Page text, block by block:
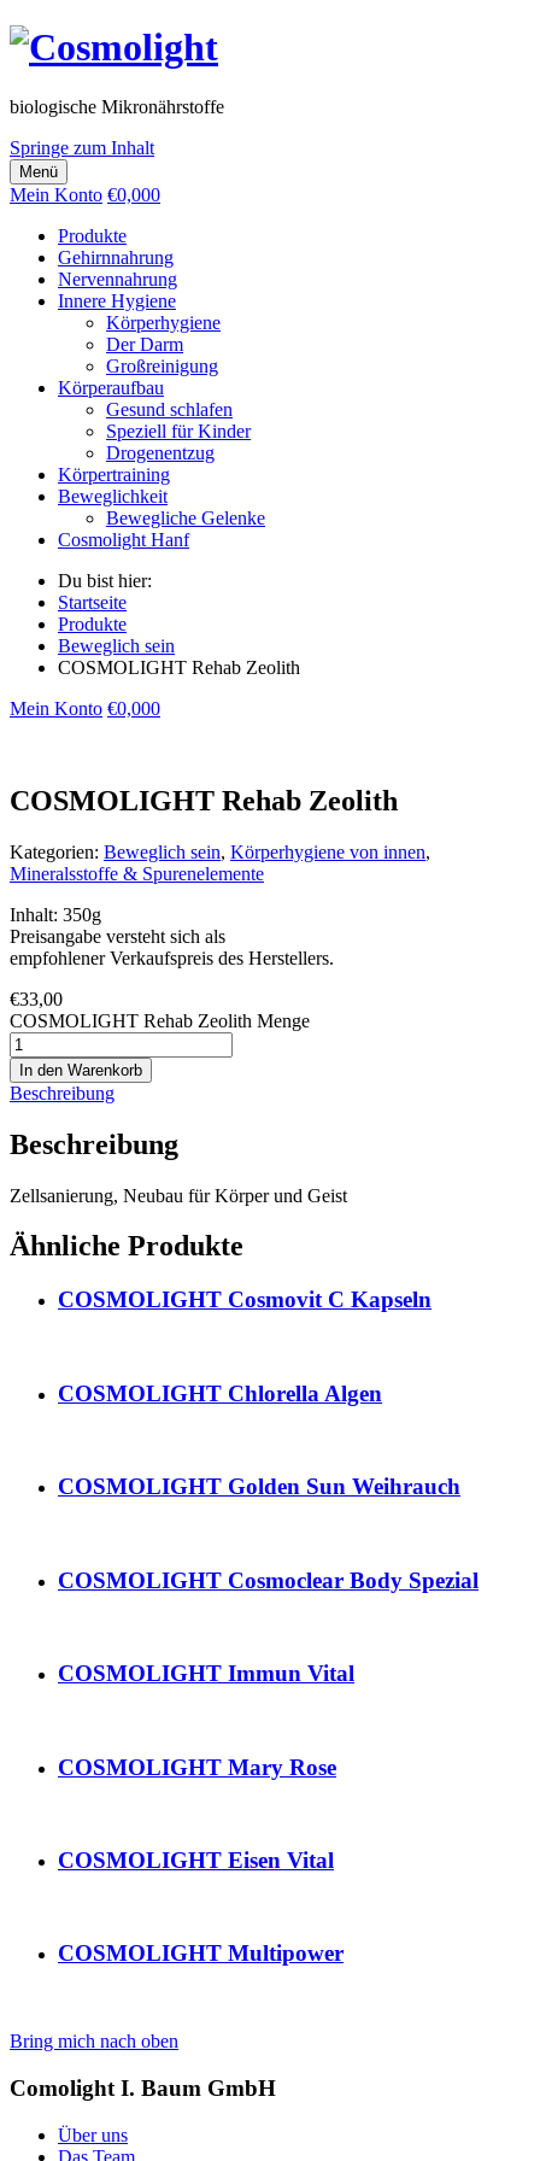
biologische Mikronährstoffe
Springe zum Inhalt
Menü
Mein Konto €0,000
Produkte
Gehirnnahrung
Nervennahrung
Innere Hygiene
Körperhygiene
Der Darm
Großreinigung
Körperaufbau
Gesund schlafen
Speziell für Kinder
Drogenentzug
Körpertraining
Beweglichkeit
Bewegliche Gelenke
Cosmolight Hanf
Du bist hier:
Startseite
Produkte
Beweglich sein
COSMOLIGHT Rehab Zeolith
Mein Konto €0,000
COSMOLIGHT Rehab Zeolith
Kategorien: Beweglich sein, Körperhygiene von innen,
Mineralsstoffe & Spurenelemente
Inhalt: 350g
Preisangabe versteht sich als
empfohlener Verkaufspreis des Herstellers.
€33,00
COSMOLIGHT Rehab Zeolith Menge
In den Warenkorb
Beschreibung
Beschreibung
Zellsanierung, Neubau für Körper und Geist
Ähnliche Produkte
COSMOLIGHT Cosmovit C Kapseln
COSMOLIGHT Chlorella Algen
COSMOLIGHT Golden Sun Weihrauch
COSMOLIGHT Cosmoclear Body Spezial
COSMOLIGHT Immun Vital
COSMOLIGHT Mary Rose
COSMOLIGHT Eisen Vital
COSMOLIGHT Multipower
Bring mich nach oben
Comolight I. Baum GmbH
Über uns
Das Team